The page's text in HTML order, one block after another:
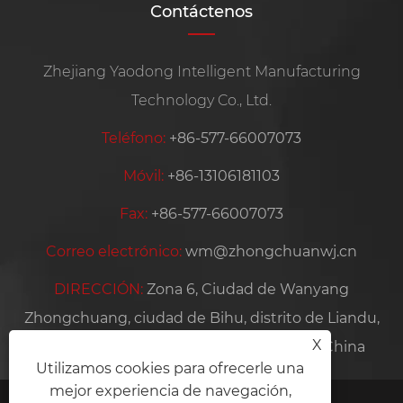
Contáctenos
Zhejiang Yaodong Intelligent Manufacturing
Technology Co., Ltd.
Teléfono: +86-577-66007073
Móvil: +86-13106181103
Fax: +86-577-66007073
Correo electrónico: wm@zhongchuanwj.cn
DIRECCIÓN: Zona 6, Ciudad de Wanyang
Zhongchuang, ciudad de Bihu, distrito de Liandu,
ciudad de Lishui, provincia de Zhejiang, China
X
Utilizamos cookies para ofrecerle una
mejor experiencia de navegación,